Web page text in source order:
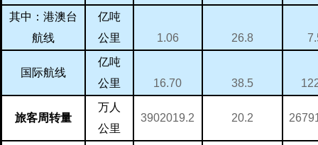
其中：港澳台
航线
亿吨
公里
1.06 26.8
国际航线
亿吨
公里
16.70 38.5
旅客周转量
万人
公里
3902019.2 20.2